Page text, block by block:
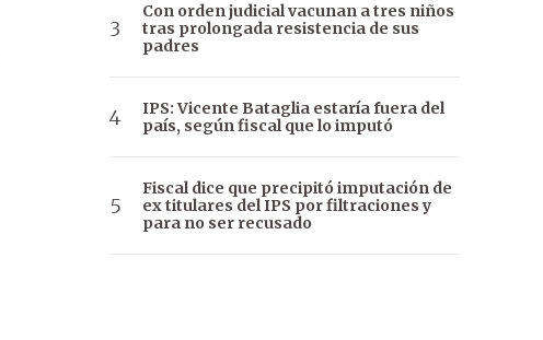
Con orden judicial vacunan a tres niños
tras prolongada resistencia de sus
padres
IPS: Vicente Bataglia estaría fuera del
país, según fiscal que lo imputó
Fiscal dice que precipitó imputación de
ex titulares del IPS por filtraciones y
para no ser recusado